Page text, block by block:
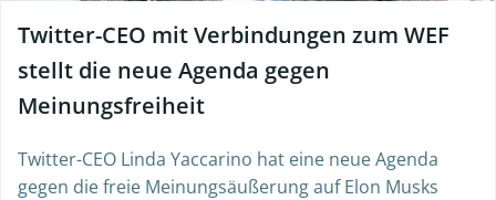
Twitter-CEO mit Verbindungen zum WEF
stellt die neue Agenda gegen
Meinungsfreiheit
Twitter-CEO Linda Yaccarino hat eine neue Agenda
gegen die freie Meinungsäußerung auf Elon Musks